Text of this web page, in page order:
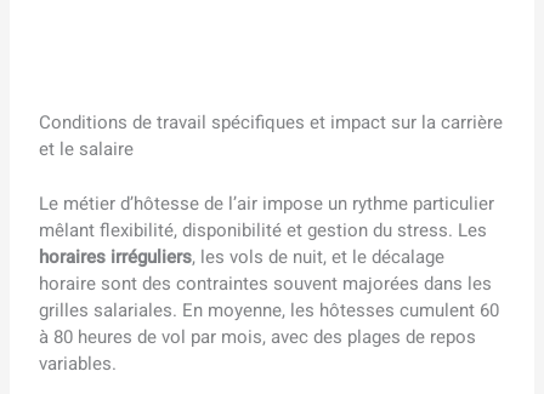
Conditions de travail spécifiques et impact sur la carrière
et le salaire
Le métier d’hôtesse de l’air impose un rythme particulier
mêlant flexibilité, disponibilité et gestion du stress. Les
horaires irréguliers, les vols de nuit, et le décalage
horaire sont des contraintes souvent majorées dans les
grilles salariales. En moyenne, les hôtesses cumulent 60
à 80 heures de vol par mois, avec des plages de repos
variables.